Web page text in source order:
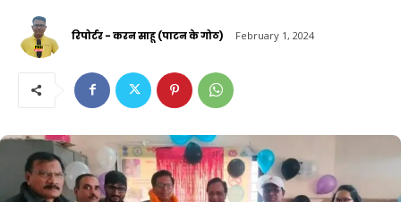
रिपोर्टर - करन साहू (पाटन के गोठ) February 1, 2024